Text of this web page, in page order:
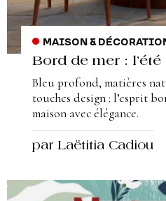
MAISON &
Bord de mer :
Bleu profond, matières
touches design : l’esprit
maison avec élégance.
par Laëtitia Cadiou